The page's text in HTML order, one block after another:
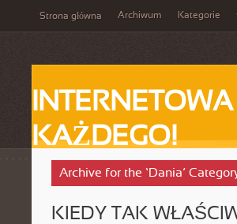
Strona główna Archiwum Kategorie
KAŻDEGO!
Archive for the ‘Dania’
KIEDY TAK